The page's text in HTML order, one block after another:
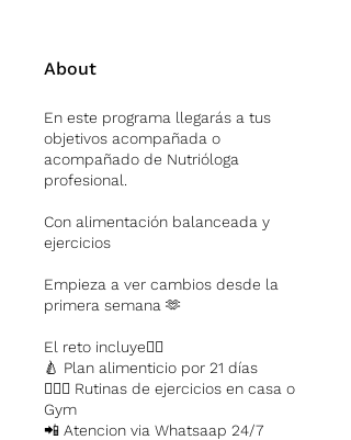
About
En este programa llegarás a tus
objetivos acompañada o
acompañado de Nutrióloga
profesional.
Con alimentación balanceada y
ejercicios
Empieza a ver cambios desde la
primera semana 🫶
El reto incluye👇🏻
🍐 Plan alimenticio por 21 días
🤸🏻‍♀️ Rutinas de ejercicios en casa o
Gym
📲 Atencion via Whatsaap 24/7